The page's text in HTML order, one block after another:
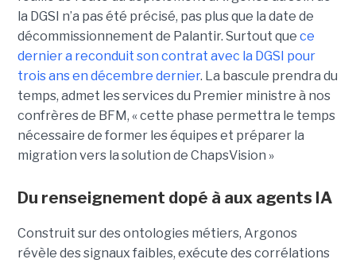
la DGSI n’a pas été précisé, pas plus que la date de
décommissionnement de Palantir. Surtout que ce
dernier a reconduit son contrat avec la DGSI pour
trois ans en décembre dernier. La bascule prendra du
temps, admet les services du Premier ministre à nos
confrères de BFM, « cette phase permettra le temps
nécessaire de former les équipes et préparer la
migration vers la solution de ChapsVision »
Du renseignement dopé à aux agents IA
Construit sur des ontologies métiers, Argonos
révèle des signaux faibles, exécute des corrélations